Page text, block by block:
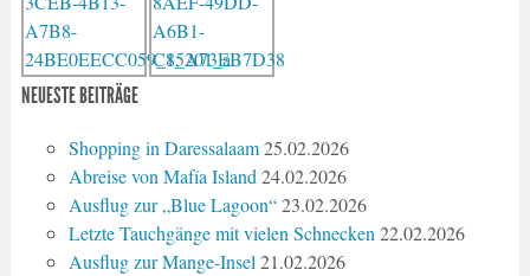
NEUESTE BEITRÄGE
Shopping in Daressalaam 25.02.2026
Abreise von Mafía Island 24.02.2026
Ausflug zur „Blue Lagoon“ 23.02.2026
Letzte Tauchgänge mit vielen Schnecken 22.02.2026
Ausflug zur Mange-Insel 21.02.2026